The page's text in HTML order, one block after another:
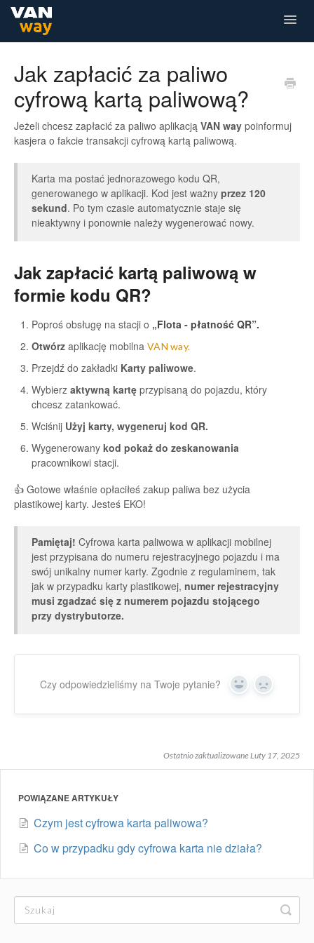
Jak zapłacić za paliwo
cyfrową kartą paliwową?
Jeżeli chcesz zapłacić za paliwo aplikacją VAN way poinformuj
kasjera o fakcie transakcji cyfrową kartą paliwową.
Karta ma postać jednorazowego kodu QR,
generowanego w aplikacji. Kod jest ważny przez 120
sekund. Po tym czasie automatycznie staje się
nieaktywny i ponownie należy wygenerować nowy.
Jak zapłacić kartą paliwową w
formie kodu QR?
Poproś obsługę na stacji o „Flota - płatność QR”.
Otwórz aplikację mobilna VAN way.
Przejdź do zakładki Karty paliwowe.
Wybierz aktywną kartę przypisaną do pojazdu, który
chcesz zatankować.
Wciśnij Użyj karty, wygeneruj kod QR.
Wygenerowany kod pokaż do zeskanowania
pracownikowi stacji.
👍 Gotowe właśnie opłaciłeś zakup paliwa bez użycia
plastikowej karty. Jesteś EKO!
Pamiętaj! Cyfrowa karta paliwowa w aplikacji mobilnej
jest przypisana do numeru rejestracyjnego pojazdu i ma
swój unikalny numer karty. Zgodnie z regulaminem, tak
jak w przypadku karty plastikowej, numer rejestracyjny
musi zgadzać się z numerem pojazdu stojącego
przy dystrybutorze.
Czy odpowiedzieliśmy na Twoje pytanie? Yes No
Ostatnio zaktualizowane Luty 17, 2025
POWIĄZANE ARTYKUŁY
Czym jest cyfrowa karta paliwowa?
Co w przypadku gdy cyfrowa karta nie działa?